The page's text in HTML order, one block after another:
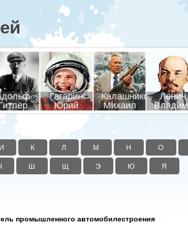
Гагарин
Юрий
Калашников
Михаил
Ленин
Владимир
И К Л М Н О
Ш Щ Э Ю Я
промышленного автомобилестроения